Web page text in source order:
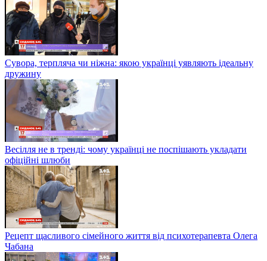
Сувора, терпляча чи ніжна: якою українці уявляють ідеальну
дружину
Весілля не в тренді: чому українці не поспішають укладати
офіційні шлюби
Рецепт щасливого сімейного життя від психотерапевта Олега
Чабана